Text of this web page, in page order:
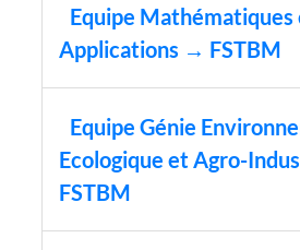
Equipe Mathématiques
Applications → FSTBM
Equipe Génie
Ecologique et Agro-
FSTBM